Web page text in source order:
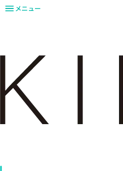
メニュー